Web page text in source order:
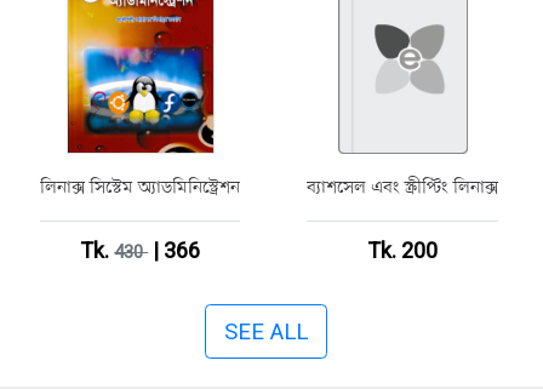
লিনাক্স সিস্টেম অ্যাডমিনিস্ট্রেশন
Tk.430| 366
ব্যাশসেল এবং স্ক্রীপ্টিং লিনাক্স
Tk. 200
SEE ALL